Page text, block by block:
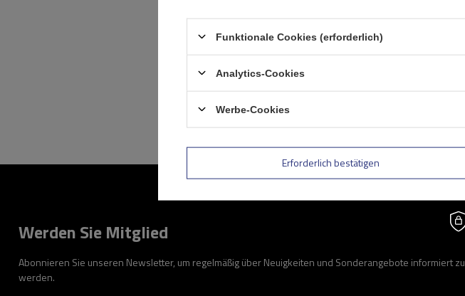
Werden Sie Mitglied
Abonnieren Sie unseren Newsletter, um regelmäßig über Neuigkeiten und Sonderangebote informiert zu
werden.
Funktionale Cookies (erforderlich)
Analytics-Cookies
Werbe-Cookies
Erforderlich bestätigen